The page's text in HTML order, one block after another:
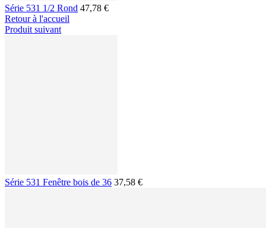
Série 531 1/2 Rond 47,78 €
Retour à l'accueil
Produit suivant
Série 531 Fenêtre bois de 36 37,58 €